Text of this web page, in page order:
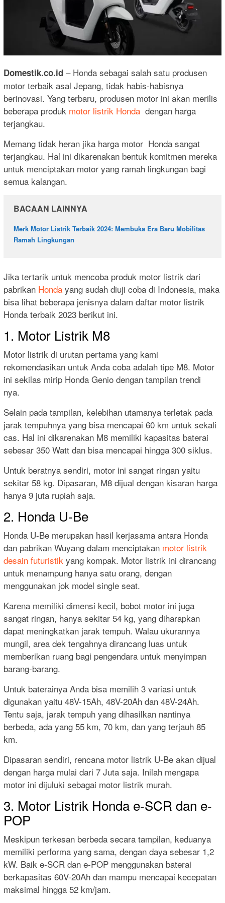
Domestik.co.id – Honda sebagai salah satu produsen
motor terbaik asal Jepang, tidak habis-habisnya
berinovasi. Yang terbaru, produsen motor ini akan merilis
beberapa produk motor listrik Honda dengan harga
terjangkau.
Memang tidak heran jika harga motor Honda sangat
terjangkau. Hal ini dikarenakan bentuk komitmen mereka
untuk menciptakan motor yang ramah lingkungan bagi
semua kalangan.
BACAAN LAINNYA
Merk Motor Listrik Terbaik 2024: Membuka Era Baru Mobilitas
Ramah Lingkungan
Jika tertarik untuk mencoba produk motor listrik dari
pabrikan Honda yang sudah diuji coba di Indonesia, maka
bisa lihat beberapa jenisnya dalam daftar motor listrik
Honda terbaik 2023 berikut ini.
1. Motor Listrik M8
Motor listrik di urutan pertama yang kami
rekomendasikan untuk Anda coba adalah tipe M8. Motor
ini sekilas mirip Honda Genio dengan tampilan trendi
nya.
Selain pada tampilan, kelebihan utamanya terletak pada
jarak tempuhnya yang bisa mencapai 60 km untuk sekali
cas. Hal ini dikarenakan M8 memiliki kapasitas baterai
sebesar 350 Watt dan bisa mencapai hingga 300 siklus.
Untuk beratnya sendiri, motor ini sangat ringan yaitu
sekitar 58 kg. Dipasaran, M8 dijual dengan kisaran harga
hanya 9 juta rupiah saja.
2. Honda U-Be
Honda U-Be merupakan hasil kerjasama antara Honda
dan pabrikan Wuyang dalam menciptakan motor listrik
desain futuristik yang kompak. Motor listrik ini dirancang
untuk menampung hanya satu orang, dengan
menggunakan jok model single seat.
Karena memiliki dimensi kecil, bobot motor ini juga
sangat ringan, hanya sekitar 54 kg, yang diharapkan
dapat meningkatkan jarak tempuh. Walau ukurannya
mungil, area dek tengahnya dirancang luas untuk
memberikan ruang bagi pengendara untuk menyimpan
barang-barang.
Untuk baterainya Anda bisa memilih 3 variasi untuk
digunakan yaitu 48V-15Ah, 48V-20Ah dan 48V-24Ah.
Tentu saja, jarak tempuh yang dihasilkan nantinya
berbeda, ada yang 55 km, 70 km, dan yang terjauh 85
km.
Dipasaran sendiri, rencana motor listrik U-Be akan dijual
dengan harga mulai dari 7 Juta saja. Inilah mengapa
motor ini dijuluki sebagai motor listrik murah.
3. Motor Listrik Honda e-SCR dan e-
POP
Meskipun terkesan berbeda secara tampilan, keduanya
memiliki performa yang sama, dengan daya sebesar 1,2
kW. Baik e-SCR dan e-POP menggunakan baterai
berkapasitas 60V-20Ah dan mampu mencapai kecepatan
maksimal hingga 52 km/jam.